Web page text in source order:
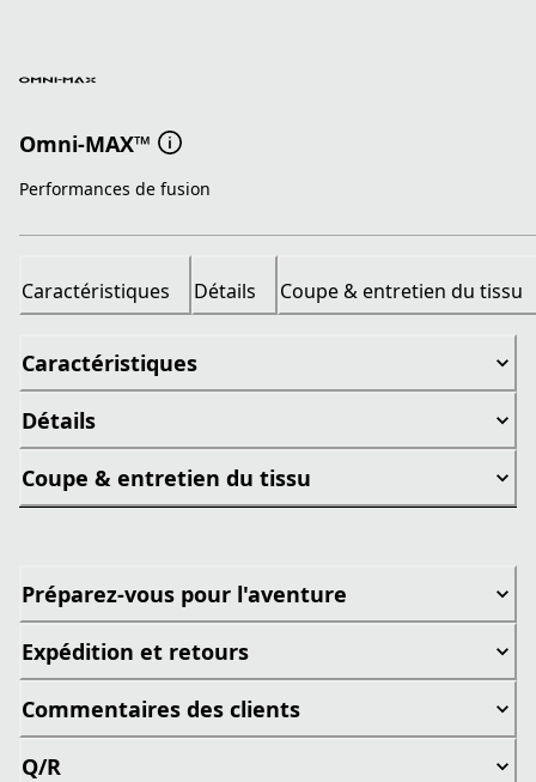
Omni-MAX™
Performances de fusion
Caractéristiques Détails Coupe & entretien du tissu
Caractéristiques
Détails
Coupe & entretien du tissu
Préparez-vous pour l'aventure
Expédition et retours
Commentaires des clients
Q/R